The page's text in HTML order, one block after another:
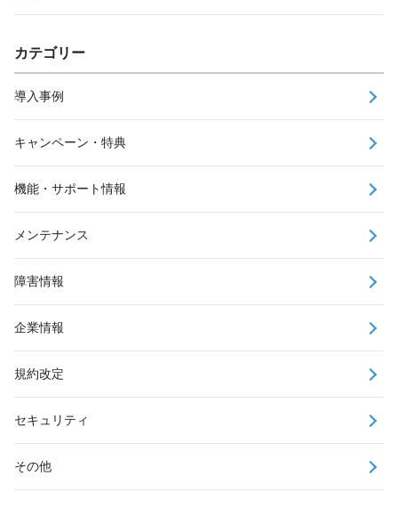
カテゴリー
導入事例
キャンペーン・特典
機能・サポート情報
メンテナンス
障害情報
企業情報
規約改定
セキュリティ
その他